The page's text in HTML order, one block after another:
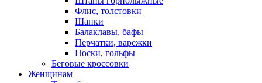
Флис, толстовки
Шапки
Балаклавы, бафы
Перчатки, варежки
Носки, гольфы
Беговые кроссовки
Женщинам